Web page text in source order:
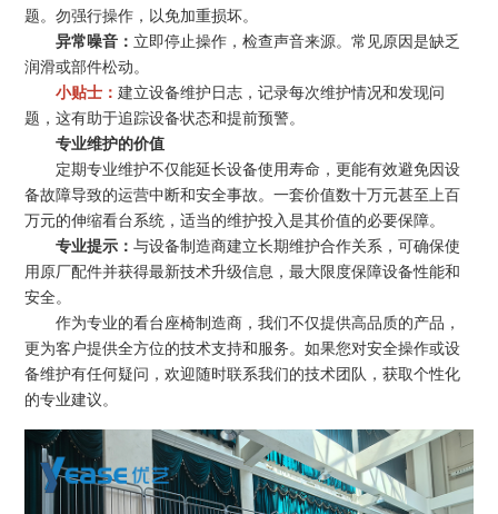
题。勿强行操作，以免加重损坏。
异常噪音： 立即停止操作，检查声音来源。常见原因是缺乏
润滑或部件松动。
小贴士：建立设备维护日志，记录每次维护情况和发现问
题，这有助于追踪设备状态和提前预警。
专业维护的价值
定期专业维护不仅能延长设备使用寿命，更能有效避免因设
备故障导致的运营中断和安全事故。一套价值数十万元甚至上百
万元的伸缩看台系统，适当的维护投入是其价值的必要保障。
专业提示：与设备制造商建立长期维护合作关系，可确保使
用原厂配件并获得最新技术升级信息，最大限度保障设备性能和
安全。
作为专业的看台座椅制造商，我们不仅提供高品质的产品，
更为客户提供全方位的技术支持和服务。如果您对安全操作或设
备维护有任何疑问，欢迎随时联系我们的技术团队，获取个性化
的专业建议。